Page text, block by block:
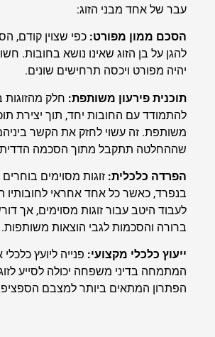
עבר של אחד מבני הזוג:
הסכם ממון מפורט: כפי שצוין קודם,
להגן על בן הזוג שאינו נושא בחובות.
יהיה מפורט ויכסה תרחישים שונים.
תוכנית פירעון משותפת: חלק מהזוגות
להתמודד עם החובות יחד, תוך יצירת
משותפת. זה עשוי לחזק את הקשר
שההחלטה תתקבל מתוך הסכמה הדדית
הפרדה כלכלית: זוגות מסוימים
בנפרד, כאשר כל אחד אחראי לחובותיו
לעבוד היטב עבור זוגות מסוימים, אך
ברורה והסכמות לגבי הוצאות משותפות.
ייעוץ כלכלי מקצועי: פנייה ליועץ כלכלי
המתמחה בדיני משפחה יכולה לסייע
הפתרון המתאים ביותר למצבם